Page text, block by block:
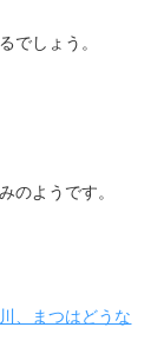
でしょう。
のようです。
、まつはどうな